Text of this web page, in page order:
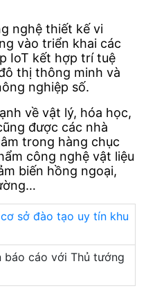
nghệ thiết kế vi
vào triển khai các
IoT kết hợp trí tuệ
thị thông minh và
nghiệp số.
về vật lý, hóa học,
được các nhà
trong hàng chục
công nghệ vật liệu
biến hồng ngoại,
báo cáo với Thủ tướng